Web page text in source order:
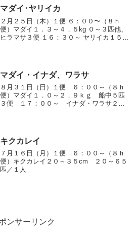
マダイ･ヤリイカ
２月２５日（木）１便 ６：００〜（８ｈ
便）マダイ１．３～４．５kg ０～３匹他、
ヒラマサ３便 １６：３０～ ヤリイカ１５～
マダイ・イナダ、ワラサ
８月３１日（日）１便 ６：００～（８ｈ
便）マダイ１．０～２．９ｋｇ 船中５匹
３便 １７：００～ イナダ・ワラサ２．
キクカレイ
７月１６日（月）１便 ６：００～（８ｈ
便）キクカレイ２０～３５cm ２０～６５
匹／１人
ンサーリンク